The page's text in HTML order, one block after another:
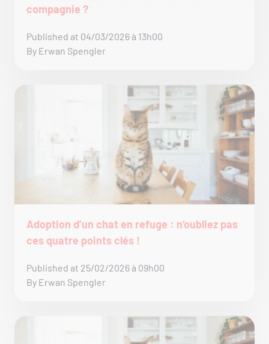
compagnie ?
Published at 04/03/2026 à 13h00
By Erwan Spengler
Adoption d’un chat en refuge : n’oubliez pas
ces quatre points clés !
Published at 25/02/2026 à 09h00
By Erwan Spengler